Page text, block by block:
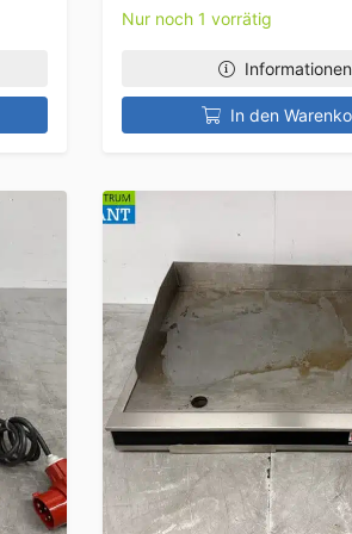
Nur noch 1 vorrätig
Informationen
In den